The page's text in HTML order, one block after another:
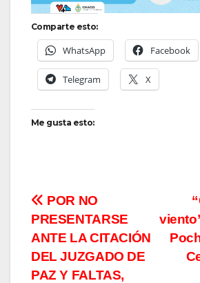
Comparte esto:
WhatsApp Facebook
Telegram X
Me gusta esto:
Navegación
de
entradas
POR NO
PRESENTARSE
ANTE LA CITACIÓN
DEL JUZGADO DE
PAZ Y FALTAS,